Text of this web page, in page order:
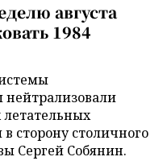
августа
1984
сторону столичного
Сергей Собянин.